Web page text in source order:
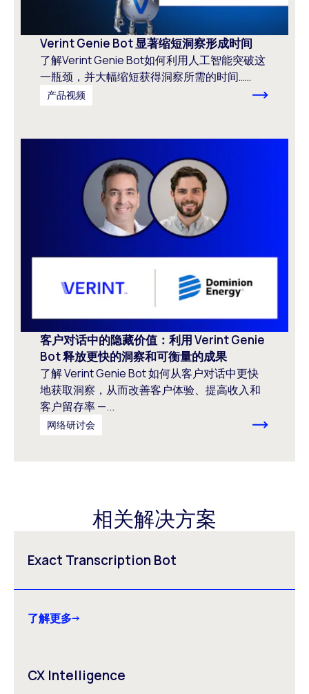
Verint Genie Bot 显著缩短洞察形成时间
了解Verint Genie Bot如何利用人工智能突破这
一瓶颈，并大幅缩短获得洞察所需的时间……
产品视频
客户对话中的隐藏价值：利用 Verint Genie
Bot 释放更快的洞察和可衡量的成果
了解 Verint Genie Bot 如何从客户对话中更快
地获取洞察，从而改善客户体验、提高收入和
客户留存率 —...
网络研讨会
相关解决方案
Exact Transcription Bot
了解更多
CX Intelligence